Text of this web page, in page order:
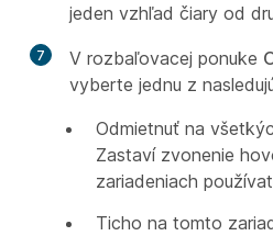
jeden vzhľad čiary od
7 V rozbaľovacej ponuke
vyberte jednu z
Odmietnuť na
Zastaví zvonenie
zariadeniach
Ticho na tomto